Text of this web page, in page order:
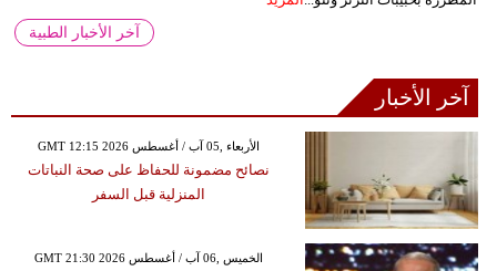
آخر الأخبار الطبية
آخر الأخبار
GMT 12:15 2026 الأربعاء ,05 آب / أغسطس
نصائح مضمونة للحفاظ على صحة النباتات
المنزلية قبل السفر
GMT 21:30 2026 الخميس ,06 آب / أغسطس